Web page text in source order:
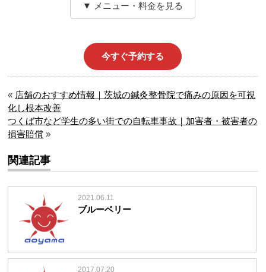
▼ メニュー・料金を見る
今すぐ予約する
« 店舗のおすすめ情報｜茨城の鍼灸整骨院で痛みの原因を可視
化し根本改善
つくば市など学生の多い街での自転車事故｜加害者・被害者の
損害賠償 »
関連記事
2021.06.11
ブルーベリー
2017.07.20